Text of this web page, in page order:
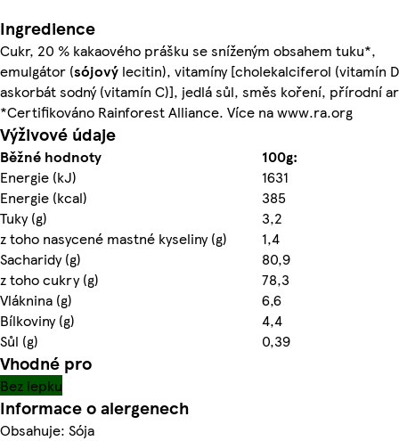
Ingredience
Cukr, 20 % kakaového prášku se sníženým obsahem tuku*,
emulgátor (sójový lecitin), vitamíny [cholekalciferol (vitamín
askorbát sodný (vitamín C)], jedlá sůl, směs koření, přírodní
*Certifikováno Rainforest Alliance. Více na www.ra.org
Výživové údaje
Běžné hodnoty
100g:
Energie (kJ)
1631
Energie (kcal)
385
Tuky (g)
3,2
z toho nasycené mastné kyseliny (g)
1,4
Sacharidy (g)
80,9
z toho cukry (g)
78,3
Vláknina (g)
6,6
Bílkoviny (g)
4,4
Sůl (g)
0,39
Vhodné pro
Bez lepku
Informace o alergenech
Obsahuje: Sója